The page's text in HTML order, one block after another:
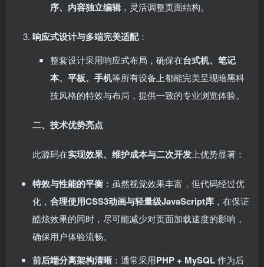
序、内容独立编辑，灵活调整页面结构。
响应式设计与多端完美适配：
整套设计采用响应式布局，确保在台式机、笔记
本、平板、手机等所有设备上都能完美呈现暗黑科
技风格的特效与布局，提供一致的专业浏览体验。
二、技术优势亮点
此源码在实现效果、维护成本与二次开发 上优势显著：
特效与性能的平衡 ：虽然视觉效果丰富，但代码经过优
化， 合理使用CSS3动画与轻量级JavaScript库 ，在保证
酷炫效果的同时，尽可能减少对页面加载速度的影响，
确保用户体验流畅。
前后端分离架构清晰 ：通常采用PHP + MySQL​ 作为后